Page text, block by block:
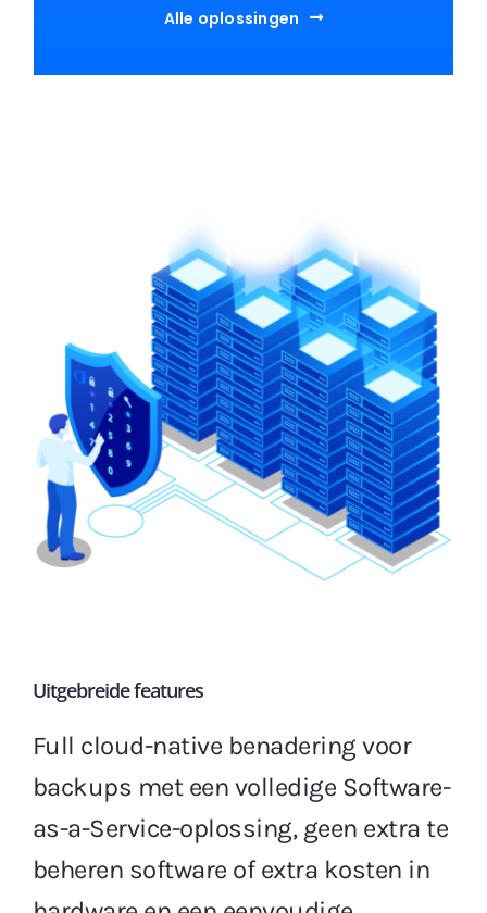
Alle oplossingen
Uitgebreide features
Full cloud-native benadering voor
backups met een volledige Software-
as-a-Service-oplossing, geen extra te
beheren software of extra kosten in